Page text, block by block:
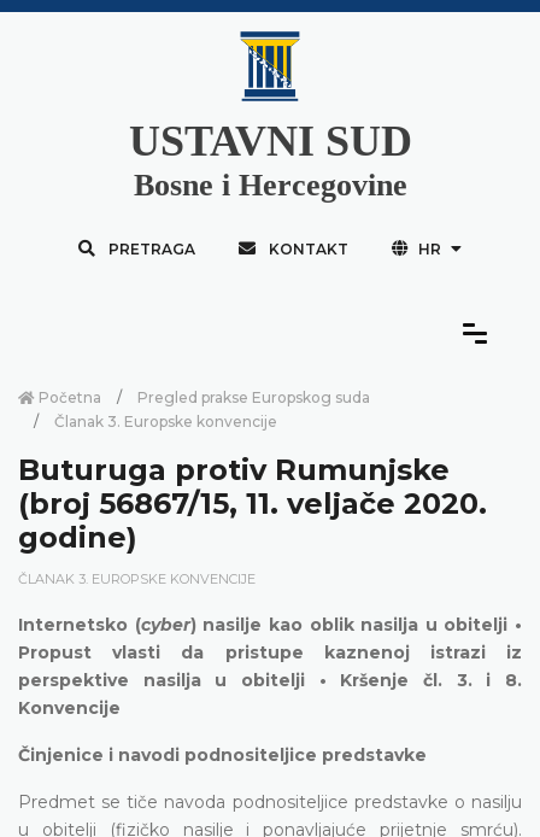
USTAVNI SUD
Bosne i Hercegovine
PRETRAGA KONTAKT HR
Početna
Pregled prakse Europskog suda
Članak 3. Europske konvencije
Buturuga protiv Rumunjske
(broj 56867/15, 11. veljače 2020.
godine)
ČLANAK 3. EUROPSKE KONVENCIJE
Internetsko (cyber) nasilje kao oblik nasilja u obitelji •
Propust vlasti da pristupe kaznenoj istrazi iz
perspektive nasilja u obitelji • Kršenje čl. 3. i 8.
Konvencije
Činjenice i navodi podnositeljice predstavke
Predmet se tiče navoda podnositeljice predstavke o nasilju
u obitelji (fizičko nasilje i ponavljajuće prijetnje smrću).